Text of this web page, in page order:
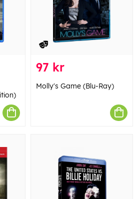
97 kr
Molly's Game (Blu-Ray)